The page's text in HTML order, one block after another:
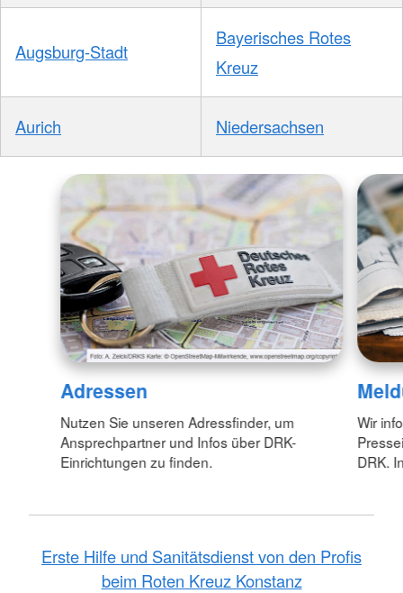
Augsburg-Stadt
Bayerisches Rotes
Kreuz
Aurich Niedersachsen
Adressen
Nutzen Sie unseren Adressfinder, um
Ansprechpartner und Infos über DRK-
Einrichtungen zu finden.
Wir
DRK.
Erste Hilfe und Sanitätsdienst von den Profis
beim Roten Kreuz Konstanz